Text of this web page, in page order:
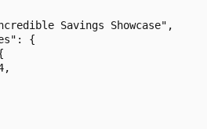
Savings Showcase",
{